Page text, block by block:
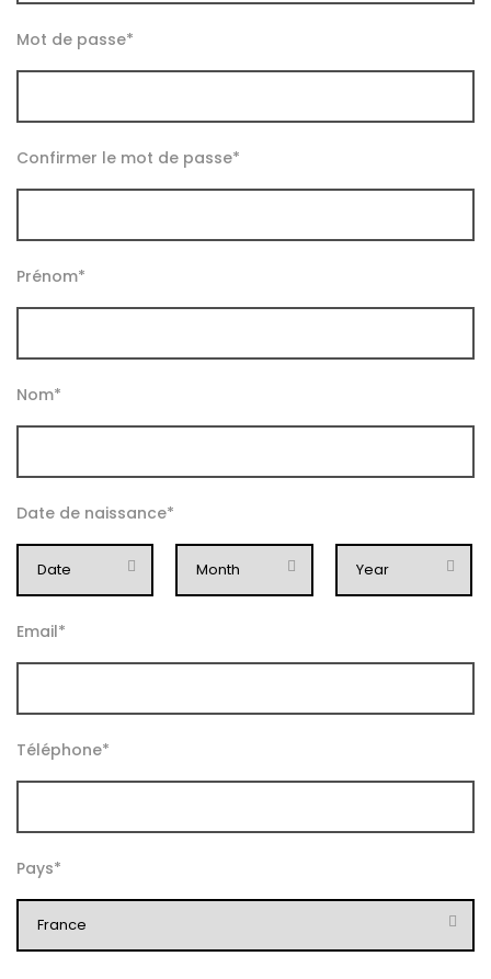
Mot de passe*
Confirmer le mot de passe*
Prénom*
Nom*
Date de naissance*
Email*
Téléphone*
Pays*